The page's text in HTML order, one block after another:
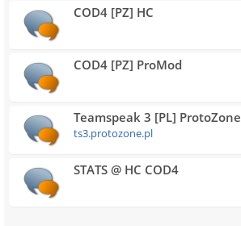
COD4 [PZ] HC
COD4 [PZ] ProMod
Teamspeak 3 [PL] ProtoZone
ts3.protozone.pl
STATS @ HC COD4